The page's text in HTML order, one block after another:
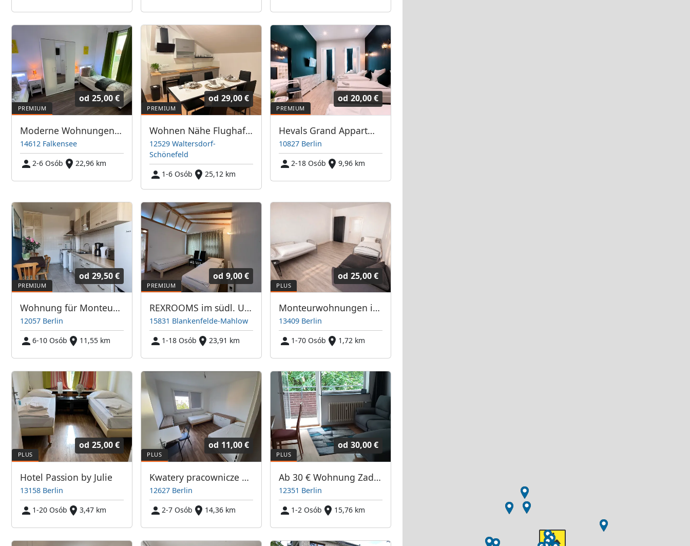
od 25,00 €
Moderne Wohnungen kompl. ausgestattet mit schnellem Internet & Smart TV
14612 Falkensee
2-6 Osób
22,96 km
od 29,00 €
Wohnen Nähe Flughafen
12529 Waltersdorf-
Schönefeld
1-6 Osób
25,12 km
od 20,00 €
Hevals Grand Appartments
10827 Berlin
2-18 Osób
9,96 km
od 29,50 €
Wohnung für Monteure nahe Dreieck Neukölln
12057 Berlin
6-10 Osób
11,55 km
od 9,00 €
REXROOMS im südl. Umland von Berlin
15831 Blankenfelde-Mahlow
1-18 Osób
23,91 km
od 25,00 €
Monteurwohnungen in Berlin
13409 Berlin
1-70 Osób
1,72 km
od 25,00 €
Hotel Passion by Julie
13158 Berlin
1-20 Osób
3,47 km
od 11,00 €
Kwatery pracownicze Berlin-Hellersdorf i Neukölln pokoje 2-4 osób.
12627 Berlin
2-7 Osób
14,36 km
od 30,00 €
Ab 30 € Wohnung Zadekstrasse
12351 Berlin
1-2 Osób
15,76 km